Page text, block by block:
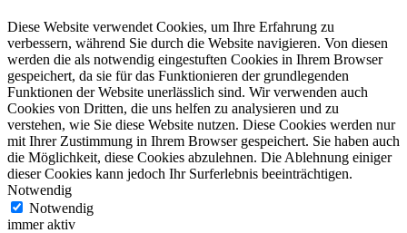
Diese Website verwendet Cookies, um Ihre Erfahrung zu
verbessern, während Sie durch die Website navigieren. Von diesen
werden die als notwendig eingestuften Cookies in Ihrem Browser
gespeichert, da sie für das Funktionieren der grundlegenden
Funktionen der Website unerlässlich sind. Wir verwenden auch
Cookies von Dritten, die uns helfen zu analysieren und zu
verstehen, wie Sie diese Website nutzen. Diese Cookies werden nur
mit Ihrer Zustimmung in Ihrem Browser gespeichert. Sie haben auch
die Möglichkeit, diese Cookies abzulehnen. Die Ablehnung einiger
dieser Cookies kann jedoch Ihr Surferlebnis beeinträchtigen.
Notwendig
Notwendig
immer aktiv